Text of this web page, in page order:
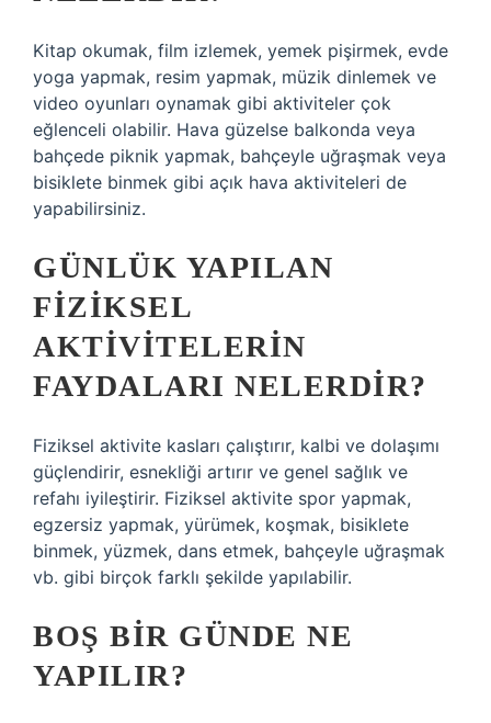
Kitap okumak, film izlemek, yemek pişirmek, evde
yoga yapmak, resim yapmak, müzik dinlemek ve
video oyunları oynamak gibi aktiviteler çok
eğlenceli olabilir. Hava güzelse balkonda veya
bahçede piknik yapmak, bahçeyle uğraşmak veya
bisiklete binmek gibi açık hava aktiviteleri de
yapabilirsiniz.
GÜNLÜK YAPILAN
FIZIKSEL
AKTIVITELERIN
FAYDALARI NELERDIR?
Fiziksel aktivite kasları çalıştırır, kalbi ve dolaşımı
güçlendirir, esnekliği artırır ve genel sağlık ve
refahı iyileştirir. Fiziksel aktivite spor yapmak,
egzersiz yapmak, yürümek, koşmak, bisiklete
binmek, yüzmek, dans etmek, bahçeyle uğraşmak
vb. gibi birçok farklı şekilde yapılabilir.
BOŞ BIR GÜNDE NE
YAPILIR?